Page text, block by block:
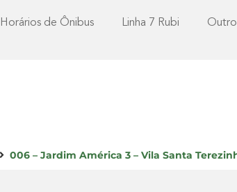
Horários de Ônibus Linha 7 Rubi
006 – Jardim América 3 – Vila Santa